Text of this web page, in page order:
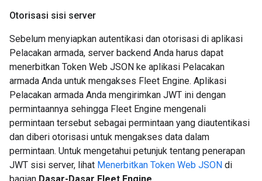
Otorisasi sisi server
Sebelum menyiapkan autentikasi dan otorisasi di aplikasi
Pelacakan armada, server backend Anda harus dapat
menerbitkan Token Web JSON ke aplikasi Pelacakan
armada Anda untuk mengakses Fleet Engine. Aplikasi
Pelacakan armada Anda mengirimkan JWT ini dengan
permintaannya sehingga Fleet Engine mengenali
permintaan tersebut sebagai permintaan yang diautentikasi
dan diberi otorisasi untuk mengakses data dalam
permintaan. Untuk mengetahui petunjuk tentang penerapan
JWT sisi server, lihat Menerbitkan Token Web JSON di